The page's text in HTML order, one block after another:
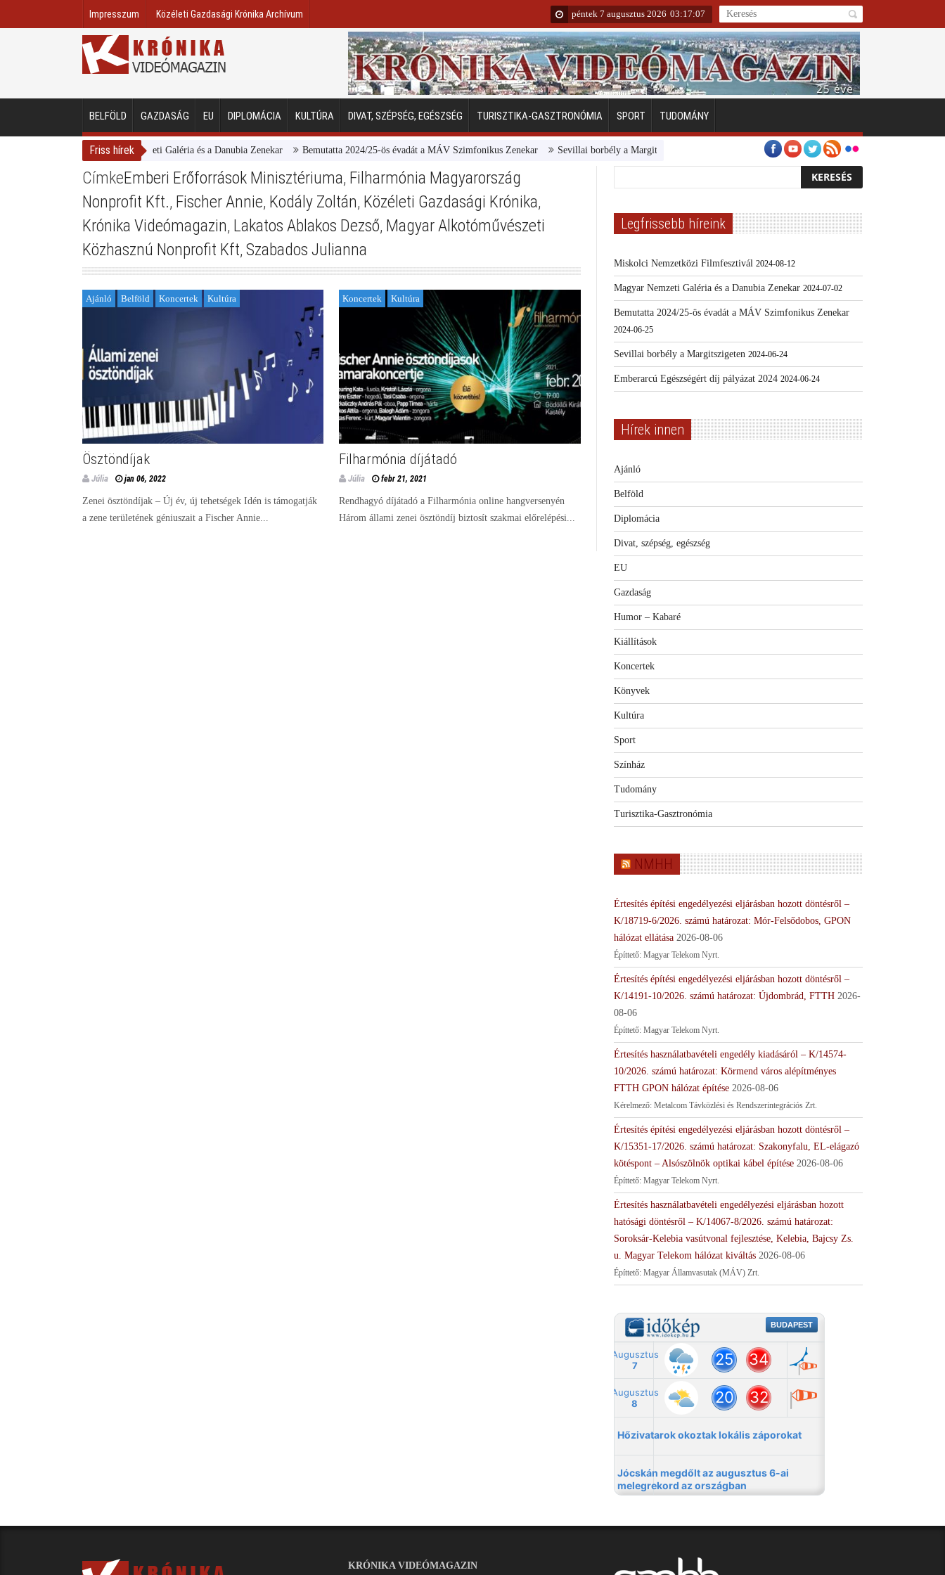
Impresszum Közéleti Gazdasági Krónika Archívum péntek 7 augusztus 2026 03:17:08
BELFÖLD GAZDASÁG EU DIPLOMÁCIA KULTÚRA DIVAT, SZÉPSÉG, EGÉSZSÉG TURISZTIKA-GASZTRONÓMIA SPORT TUDOMÁNY
Friss hírek
Magyar Nemzeti Galéria és a Danubia Zenekar Bemutatta 2024/25-ös évadát a MÁV Szimfonikus Zenekar Sevillai borbély a Margitszigeten Emberarcú Egészségért díj pályázat 2024
CímkeEmberi Erőforrások Minisztériuma, Filharmónia Magyarország
Nonprofit Kft., Fischer Annie, Kodály Zoltán, Közéleti Gazdasági Krónika,
Krónika Videómagazin, Lakatos Ablakos Dezső, Magyar Alkotóművészeti
Közhasznú Nonprofit Kft, Szabados Julianna
Ajánló Belföld Koncertek Kultúra
Ösztöndíjak
Júlia jan 06, 2022
Zenei ösztöndíjak – Új év, új tehetségek Idén is támogatják
a zene területének géniuszait a Fischer Annie...
Koncertek Kultúra
Filharmónia díjátadó
Júlia febr 21, 2021
Rendhagyó díjátadó a Filharmónia online hangversenyén
Három állami zenei ösztöndíj biztosít szakmai előrelépési...
Legfrissebb híreink
Miskolci Nemzetközi Filmfesztivál 2024-08-12
Magyar Nemzeti Galéria és a Danubia Zenekar 2024-07-02
Bemutatta 2024/25-ös évadát a MÁV Szimfonikus Zenekar
2024-06-25
Sevillai borbély a Margitszigeten 2024-06-24
Emberarcú Egészségért díj pályázat 2024 2024-06-24
Hírek innen
Ajánló
Belföld
Diplomácia
Divat, szépség, egészség
EU
Gazdaság
Humor – Kabaré
Kiállítások
Koncertek
Könyvek
Kultúra
Sport
Színház
Tudomány
Turisztika-Gasztronómia
NMHH
Értesítés építési engedélyezési eljárásban hozott döntésről –
K/18719-6/2026. számú határozat: Mór-Felsődobos, GPON
hálózat ellátása 2026-08-06
Építtető: Magyar Telekom Nyrt.
Értesítés építési engedélyezési eljárásban hozott döntésről –
K/14191-10/2026. számú határozat: Újdombrád, FTTH 2026-
08-06
Építtető: Magyar Telekom Nyrt.
Értesítés használatbavételi engedély kiadásáról – K/14574-
10/2026. számú határozat: Körmend város alépítményes
FTTH GPON hálózat építése 2026-08-06
Kérelmező: Metalcom Távközlési és Rendszerintegrációs Zrt.
Értesítés építési engedélyezési eljárásban hozott döntésről –
K/15351-17/2026. számú határozat: Szakonyfalu, EL-elágazó
kötéspont – Alsószölnök optikai kábel építése 2026-08-06
Építtető: Magyar Telekom Nyrt.
Értesítés használatbavételi engedélyezési eljárásban hozott
hatósági döntésről – K/14067-8/2026. számú határozat:
Soroksár-Kelebia vasútvonal fejlesztése, Kelebia, Bajcsy Zs.
u. Magyar Telekom hálózat kiváltás 2026-08-06
Építtető: Magyar Államvasutak (MÁV) Zrt.
KRÓNIKA VIDEÓMAGAZIN